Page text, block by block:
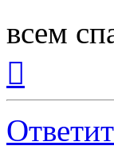
всем
началу